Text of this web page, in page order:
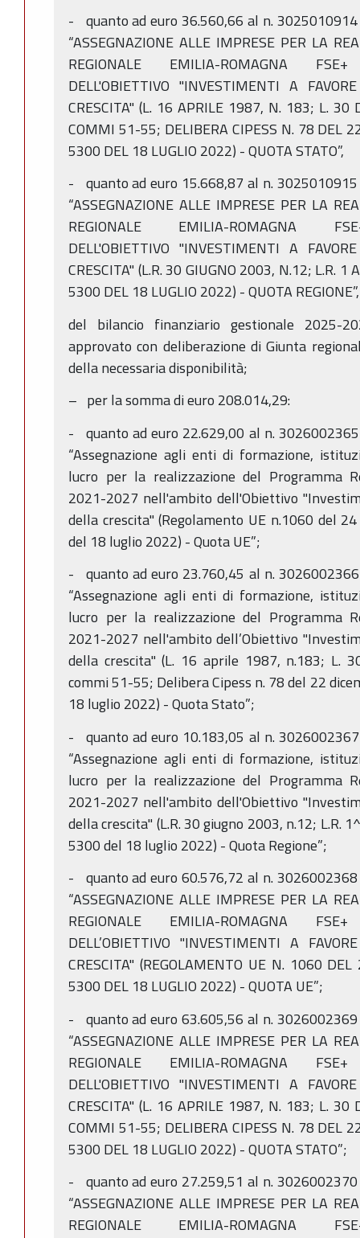
- quanto ad euro 36.560,66 al n.
“ASSEGNAZIONE ALLE IMPRESE PER LA
REGIONALE EMILIA-ROMAGNA
DELL'OBIETTIVO "INVESTIMENTI A
CRESCITA" (L. 16 APRILE 1987, N. 183; L.
COMMI 51-55; DELIBERA CIPESS N. 78 DEL
5300 DEL 18 LUGLIO 2022) - QUOTA STATO”,
- quanto ad euro 15.668,87 al n.
“ASSEGNAZIONE ALLE IMPRESE PER LA
REGIONALE EMILIA-ROMAGNA
DELL'OBIETTIVO "INVESTIMENTI A
CRESCITA" (L.R. 30 GIUGNO 2003, N.12; L.R. 1
5300 DEL 18 LUGLIO 2022) - QUOTA REGIONE”,
del bilancio finanziario gestionale 2025-
approvato con deliberazione di Giunta
della necessaria disponibilità;
– per la somma di euro 208.014,29:
- quanto ad euro 22.629,00 al n.
“Assegnazione agli enti di formazione,
lucro per la realizzazione del Programma
2021-2027 nell'ambito dell'Obiettivo
della crescita" (Regolamento UE n.1060 del
del 18 luglio 2022) - Quota UE”;
- quanto ad euro 23.760,45 al n.
“Assegnazione agli enti di formazione,
lucro per la realizzazione del Programma
2021-2027 nell'ambito dell’Obiettivo
della crescita" (L. 16 aprile 1987, n.183; L.
commi 51-55; Delibera Cipess n. 78 del 22
18 luglio 2022) - Quota Stato”;
- quanto ad euro 10.183,05 al n.
“Assegnazione agli enti di formazione,
lucro per la realizzazione del Programma
2021-2027 nell'ambito dell'Obiettivo
della crescita" (L.R. 30 giugno 2003, n.12; L.R.
5300 del 18 luglio 2022) - Quota Regione”;
- quanto ad euro 60.576,72 al n.
“ASSEGNAZIONE ALLE IMPRESE PER LA
REGIONALE EMILIA-ROMAGNA
DELL’OBIETTIVO "INVESTIMENTI A
CRESCITA" (REGOLAMENTO UE N. 1060
5300 DEL 18 LUGLIO 2022) - QUOTA UE”;
- quanto ad euro 63.605,56 al n.
“ASSEGNAZIONE ALLE IMPRESE PER LA
REGIONALE EMILIA-ROMAGNA
DELL'OBIETTIVO "INVESTIMENTI A
CRESCITA" (L. 16 APRILE 1987, N. 183; L.
COMMI 51-55; DELIBERA CIPESS N. 78 DEL
5300 DEL 18 LUGLIO 2022) - QUOTA STATO”;
- quanto ad euro 27.259,51 al n.
“ASSEGNAZIONE ALLE IMPRESE PER LA
REGIONALE EMILIA-ROMAGNA